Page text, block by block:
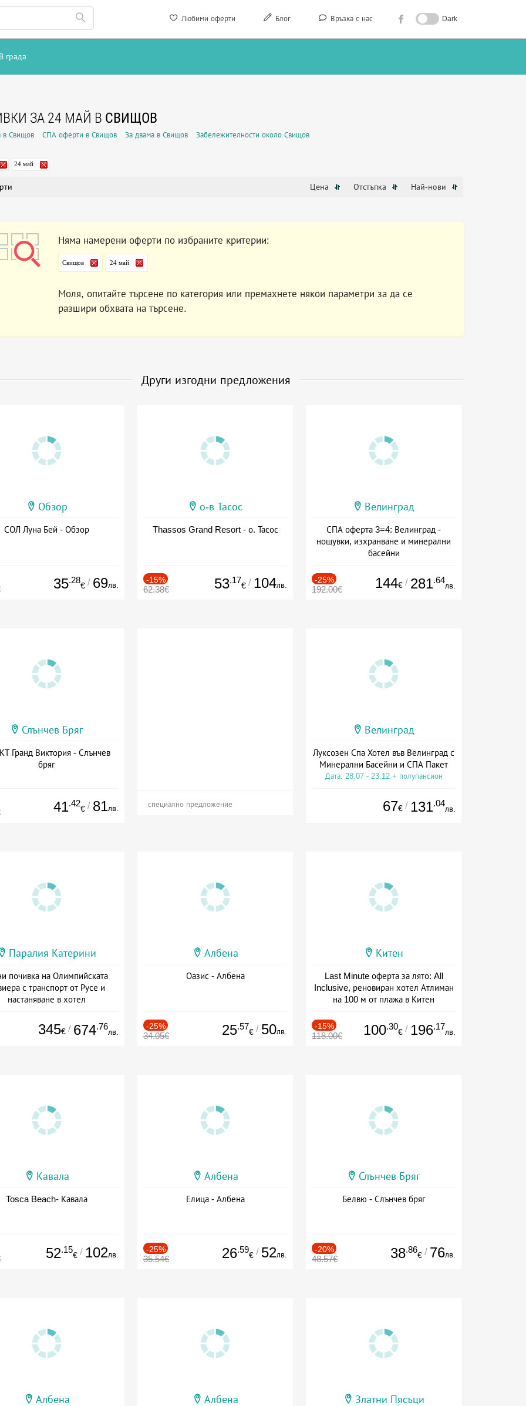
Любими оферти Блог Връзка с нас Dark
В града
ЗА 24 МАЙ В СВИЩОВ
в Свищов СПА оферти в Свищов За двама в Свищов Забележителности около Свищов
24 май
Цена Отстъпка Най-нови
Няма намерени оферти по избраните критерии:
Свищов 24 май
Моля, опитайте търсене по категория или премахнете някои параметри за да се
разшири обхвата на търсене.
Други изгодни предложения
Обзор
СОЛ Луна Бей - Обзор
35.28
€ / 69лв.
о-в Тасос
Thassos Grand Resort - о. Тасос
-15%
62.38€ 53.17
€ / 104лв.
Велинград
СПА оферта 3=4: Велинград -
нощувки, изхранване и минерални
басейни
-25%
192.00€ 144€ / 281.64
лв.
Слънчев Бряг
Гранд Виктория - Слънчев
бряг
41.42
€ / 81лв. специално предложение
Велинград
Луксозен Спа Хотел във Велинград с
Минерални Басейни и СПА Пакет
Дата: 28.07 - 23.12 + полупансион
67€ / 131.04
лв.
Паралия Катерини
почивка на Олимпийската
с транспорт от Русе и
настаняване в хотел
345€ / 674.76
лв.
Албена
Оазис - Албена
-25%
34.05€ 25.57
€ / 50лв.
Китен
Last Minute оферта за лято: All
Inclusive, реновиран хотел Атлиман
на 100 м от плажа в Китен
-15%
118.00€ 100.30
€ / 196.17
лв.
Кавала
Tosca Beach- Кавала
52.15
€ / 102лв.
Албена
Елица - Албена
-25%
35.54€ 26.59
€ / 52лв.
Слънчев Бряг
Белвю - Слънчев бряг
-20%
48.57€ 38.86
€ / 76лв.
Албена Албена Златни Пясъци